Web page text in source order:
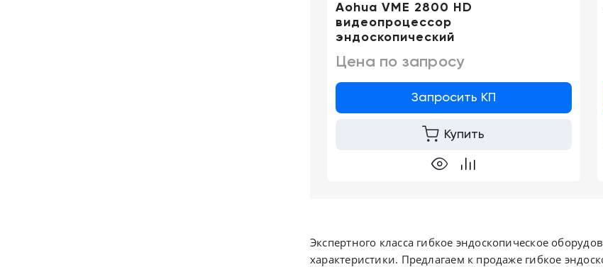
Aohua VME 2800 HD
видеопроцессор
эндоскопический
Цена по запросу
Запросить КП
Купить
Экспертного класса гибкое эндоскопическое
характеристики. Предлагаем к продаже гибкое